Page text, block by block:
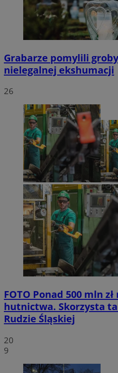
Grabarze pomylili
nielegalnej ekshumacji
26
FOTO Ponad 500 mln
hutnictwa. Skorzysta
Rudzie Śląskiej
20
9